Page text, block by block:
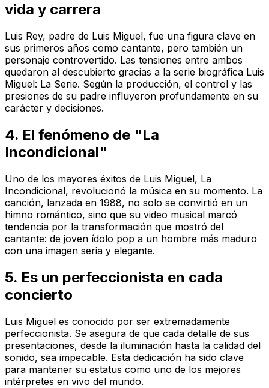
vida y carrera
Luis Rey, padre de Luis Miguel, fue una figura clave en
sus primeros años como cantante, pero también un
personaje controvertido. Las tensiones entre ambos
quedaron al descubierto gracias a la serie biográfica Luis
Miguel: La Serie. Según la producción, el control y las
presiones de su padre influyeron profundamente en su
carácter y decisiones.
4. El fenómeno de "La
Incondicional"
Uno de los mayores éxitos de Luis Miguel, La
Incondicional, revolucionó la música en su momento. La
canción, lanzada en 1988, no solo se convirtió en un
himno romántico, sino que su video musical marcó
tendencia por la transformación que mostró del
cantante: de joven ídolo pop a un hombre más maduro
con una imagen seria y elegante.
5. Es un perfeccionista en cada
concierto
Luis Miguel es conocido por ser extremadamente
perfeccionista. Se asegura de que cada detalle de sus
presentaciones, desde la iluminación hasta la calidad del
sonido, sea impecable. Esta dedicación ha sido clave
para mantener su estatus como uno de los mejores
intérpretes en vivo del mundo.